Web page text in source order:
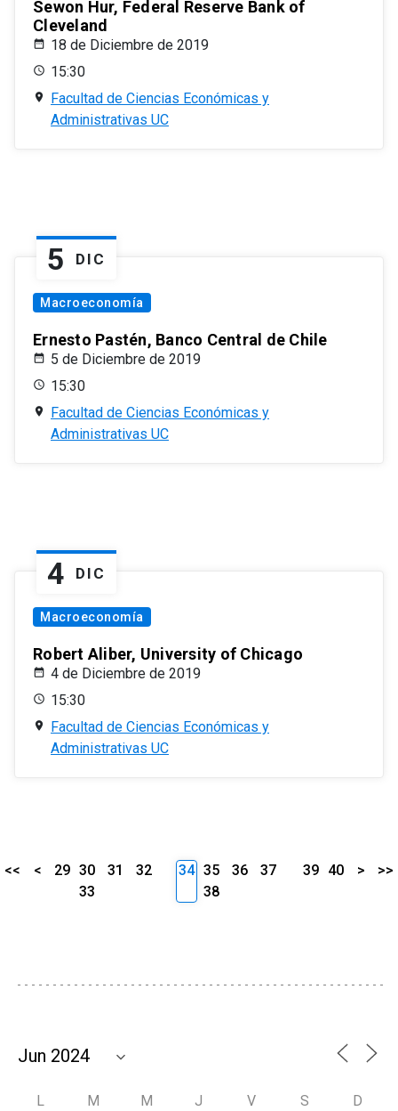
Sewon Hur, Federal Reserve Bank of
Cleveland
18 de Diciembre de 2019
15:30
Facultad de Ciencias Económicas y
Administrativas UC
5 DIC
Macroeconomía
Ernesto Pastén, Banco Central de Chile
5 de Diciembre de 2019
15:30
Facultad de Ciencias Económicas y
Administrativas UC
4 DIC
Macroeconomía
Robert Aliber, University of Chicago
4 de Diciembre de 2019
15:30
Facultad de Ciencias Económicas y
Administrativas UC
<< < 29 30 31
32
33
34 35 36
37
38
39 40 > >>
L M M J V S D